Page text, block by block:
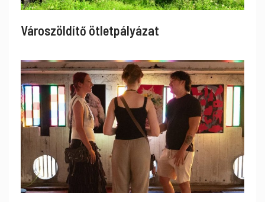
Városzöldítő ötletpályázat